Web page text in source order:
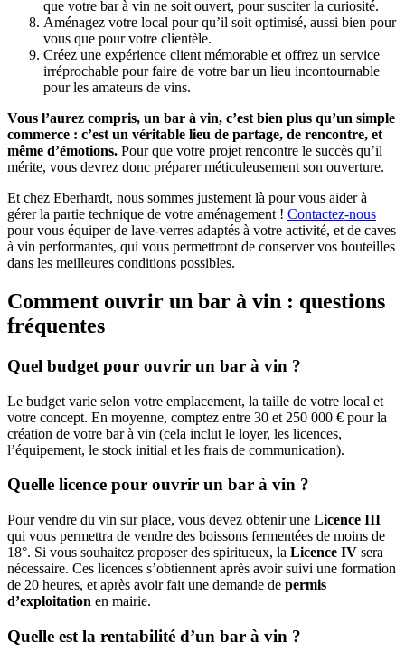
que votre bar à vin ne soit ouvert, pour susciter la curiosité.
Aménagez votre local pour qu’il soit optimisé, aussi bien pour
vous que pour votre clientèle.
Créez une expérience client mémorable et offrez un service
irréprochable pour faire de votre bar un lieu incontournable
pour les amateurs de vins.
Vous l’aurez compris, un bar à vin, c’est bien plus qu’un simple
commerce : c’est un véritable lieu de partage, de rencontre, et
même d’émotions. Pour que votre projet rencontre le succès qu’il
mérite, vous devrez donc préparer méticuleusement son ouverture.
Et chez Eberhardt, nous sommes justement là pour vous aider à
gérer la partie technique de votre aménagement ! Contactez-nous
pour vous équiper de lave-verres adaptés à votre activité, et de caves
à vin performantes, qui vous permettront de conserver vos bouteilles
dans les meilleures conditions possibles.
Comment ouvrir un bar à vin : questions
fréquentes
Quel budget pour ouvrir un bar à vin ?
Le budget varie selon votre emplacement, la taille de votre local et
votre concept. En moyenne, comptez entre 30 et 250 000 € pour la
création de votre bar à vin (cela inclut le loyer, les licences,
l’équipement, le stock initial et les frais de communication).
Quelle licence pour ouvrir un bar à vin ?
Pour vendre du vin sur place, vous devez obtenir une Licence III
qui vous permettra de vendre des boissons fermentées de moins de
18°. Si vous souhaitez proposer des spiritueux, la Licence IV sera
nécessaire. Ces licences s’obtiennent après avoir suivi une formation
de 20 heures, et après avoir fait une demande de permis
d’exploitation en mairie.
Quelle est la rentabilité d’un bar à vin ?